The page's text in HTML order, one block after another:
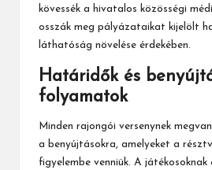
kövessék a hivatalos közösségi
osszák meg pályázataikat kijelölt
láthatóság növelése érdekében.
Határidők és
folyamatok
Minden rajongói versenynek
a benyújtásokra, amelyeket a
figyelembe venniük. A játékosoknak